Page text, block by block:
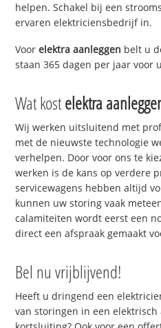
helpen. Schakel bij een
ervaren elektriciensbedrijf in.
Voorelektra aanleggen belt u
staan 365 dagen per jaar voor
Wat kostelektra
Wij werken uitsluitend met
met de nieuwste technologie
verhelpen. Door voor ons te
werken is de kans op verdere
servicewagens hebben altijd
kunnen uw storing vaak
calamiteiten wordt eerst een
direct een afspraak gemaakt
Bel nu vrijblijvend!
Heeft u dringend een
van storingen in een